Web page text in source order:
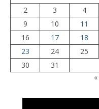
2
3 4
9
10 11
16
17 18
23
24 25
30
31